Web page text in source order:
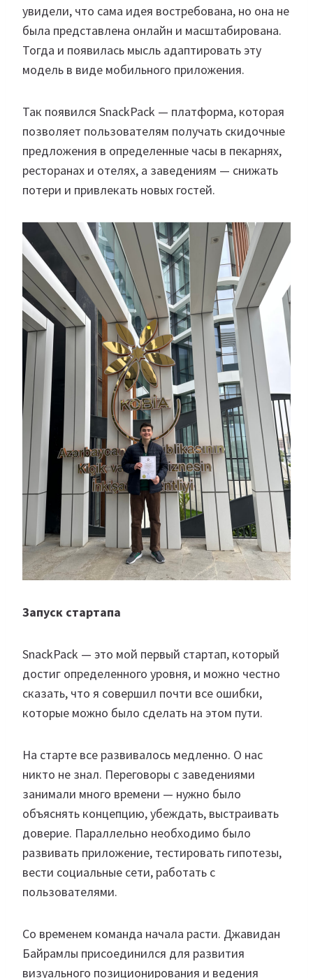
увидели, что сама идея востребована, но она не
была представлена онлайн и масштабирована.
Тогда и появилась мысль адаптировать эту
модель в виде мобильного приложения.
Так появился SnackPack — платформа, которая
позволяет пользователям получать скидочные
предложения в определенные часы в пекарнях,
ресторанах и отелях, а заведениям — снижать
потери и привлекать новых гостей.
Запуск стартапа
SnackPack — это мой первый стартап, который
достиг определенного уровня, и можно честно
сказать, что я совершил почти все ошибки,
которые можно было сделать на этом пути.
На старте все развивалось медленно. О нас
никто не знал. Переговоры с заведениями
занимали много времени — нужно было
объяснять концепцию, убеждать, выстраивать
доверие. Параллельно необходимо было
развивать приложение, тестировать гипотезы,
вести социальные сети, работать с
пользователями.
Со временем команда начала расти. Джавидан
Байрамлы присоединился для развития
визуального позиционирования и ведения